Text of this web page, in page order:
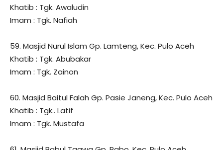
Khatib : Tgk. Awaludin
Imam : Tgk. Nafiah
59. Masjid Nurul Islam Gp. Lamteng, Kec. Pulo Aceh
Khatib : Tgk. Abubakar
Imam : Tgk. Zainon
60. Masjid Baitul Falah Gp. Pasie Janeng, Kec. Pulo Aceh
Khatib : Tgk.. Latif
Imam : Tgk. Mustafa